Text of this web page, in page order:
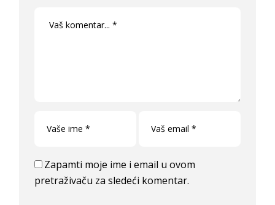
Zapamti moje ime i email u ovom
pretraživaču za sledeći komentar.